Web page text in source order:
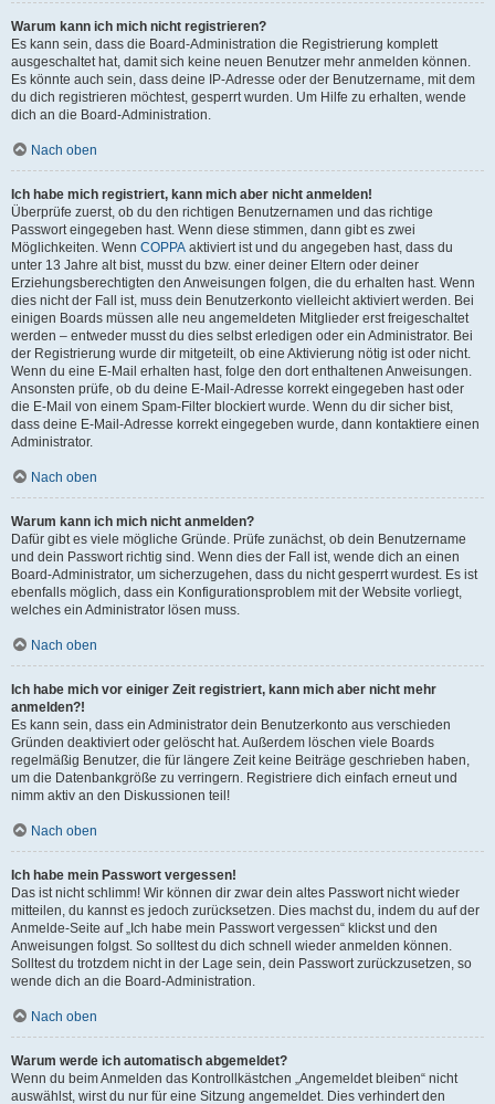
Warum kann ich mich nicht registrieren?
Es kann sein, dass die Board-Administration die Registrierung komplett
ausgeschaltet hat, damit sich keine neuen Benutzer mehr anmelden können.
Es könnte auch sein, dass deine IP-Adresse oder der Benutzername, mit dem
du dich registrieren möchtest, gesperrt wurden. Um Hilfe zu erhalten, wende
dich an die Board-Administration.
Nach oben
Ich habe mich registriert, kann mich aber nicht anmelden!
Überprüfe zuerst, ob du den richtigen Benutzernamen und das richtige
Passwort eingegeben hast. Wenn diese stimmen, dann gibt es zwei
Möglichkeiten. Wenn COPPA aktiviert ist und du angegeben hast, dass du
unter 13 Jahre alt bist, musst du bzw. einer deiner Eltern oder deiner
Erziehungsberechtigten den Anweisungen folgen, die du erhalten hast. Wenn
dies nicht der Fall ist, muss dein Benutzerkonto vielleicht aktiviert werden. Bei
einigen Boards müssen alle neu angemeldeten Mitglieder erst freigeschaltet
werden – entweder musst du dies selbst erledigen oder ein Administrator. Bei
der Registrierung wurde dir mitgeteilt, ob eine Aktivierung nötig ist oder nicht.
Wenn du eine E-Mail erhalten hast, folge den dort enthaltenen Anweisungen.
Ansonsten prüfe, ob du deine E-Mail-Adresse korrekt eingegeben hast oder
die E-Mail von einem Spam-Filter blockiert wurde. Wenn du dir sicher bist,
dass deine E-Mail-Adresse korrekt eingegeben wurde, dann kontaktiere einen
Administrator.
Nach oben
Warum kann ich mich nicht anmelden?
Dafür gibt es viele mögliche Gründe. Prüfe zunächst, ob dein Benutzername
und dein Passwort richtig sind. Wenn dies der Fall ist, wende dich an einen
Board-Administrator, um sicherzugehen, dass du nicht gesperrt wurdest. Es ist
ebenfalls möglich, dass ein Konfigurationsproblem mit der Website vorliegt,
welches ein Administrator lösen muss.
Nach oben
Ich habe mich vor einiger Zeit registriert, kann mich aber nicht mehr
anmelden?!
Es kann sein, dass ein Administrator dein Benutzerkonto aus verschieden
Gründen deaktiviert oder gelöscht hat. Außerdem löschen viele Boards
regelmäßig Benutzer, die für längere Zeit keine Beiträge geschrieben haben,
um die Datenbankgröße zu verringern. Registriere dich einfach erneut und
nimm aktiv an den Diskussionen teil!
Nach oben
Ich habe mein Passwort vergessen!
Das ist nicht schlimm! Wir können dir zwar dein altes Passwort nicht wieder
mitteilen, du kannst es jedoch zurücksetzen. Dies machst du, indem du auf der
Anmelde-Seite auf „Ich habe mein Passwort vergessen“ klickst und den
Anweisungen folgst. So solltest du dich schnell wieder anmelden können.
Solltest du trotzdem nicht in der Lage sein, dein Passwort zurückzusetzen, so
wende dich an die Board-Administration.
Nach oben
Warum werde ich automatisch abgemeldet?
Wenn du beim Anmelden das Kontrollkästchen „Angemeldet bleiben“ nicht
auswählst, wirst du nur für eine Sitzung angemeldet. Dies verhindert den